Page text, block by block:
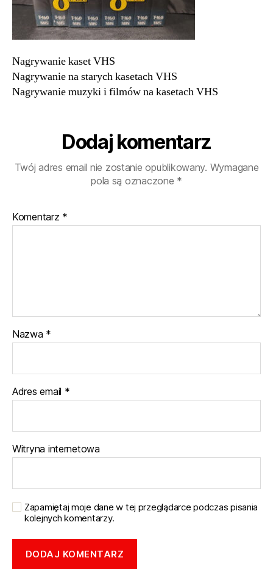
filmów
Nagrywanie kaset VHS
Nagrywanie na starych kasetach VHS
Nagrywanie muzyki i filmów na kasetach VHS
Dodaj komentarz
Twój adres email nie zostanie opublikowany. Wymagane
pola są oznaczone *
Komentarz *
Nazwa *
Adres email *
Witryna internetowa
Zapamiętaj moje dane w tej przeglądarce podczas pisania
kolejnych komentarzy.